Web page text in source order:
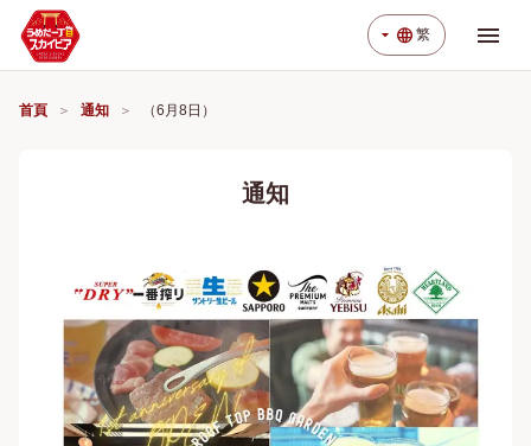
arrow_drop_down language 繁 menu
首頁 通知 （6月8日）
通知